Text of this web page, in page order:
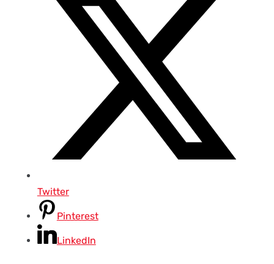
Twitter
Pinterest
LinkedIn